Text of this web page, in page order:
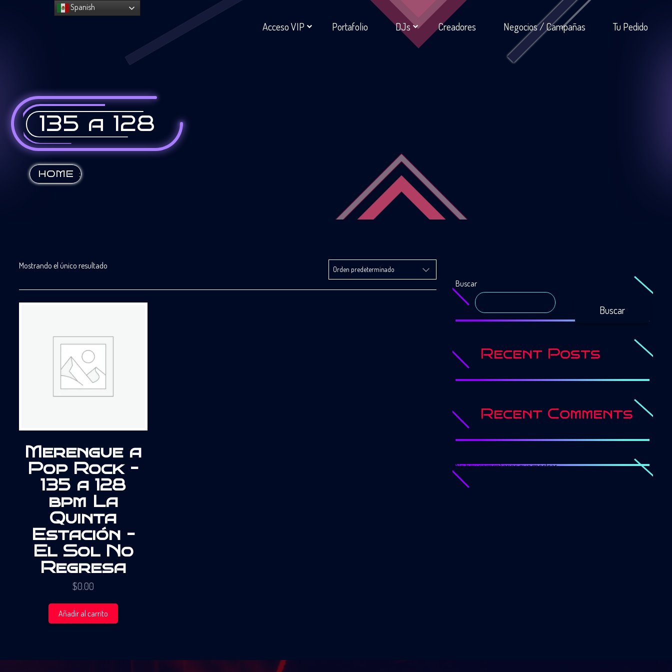
Acceso VIP Portafolio DJs Creadores Negocios / Campañas Tu Pedido
135 a 128
HOME :
Mostrando el único resultado
Merengue a
Pop Rock –
135 a 128
bpm La
Quinta
Estación –
El Sol No
Regresa
$0.00
Añadir al carrito
Buscar
Buscar
Recent Posts
Recent Comments
No hay comentarios que mostrar.
Spanish